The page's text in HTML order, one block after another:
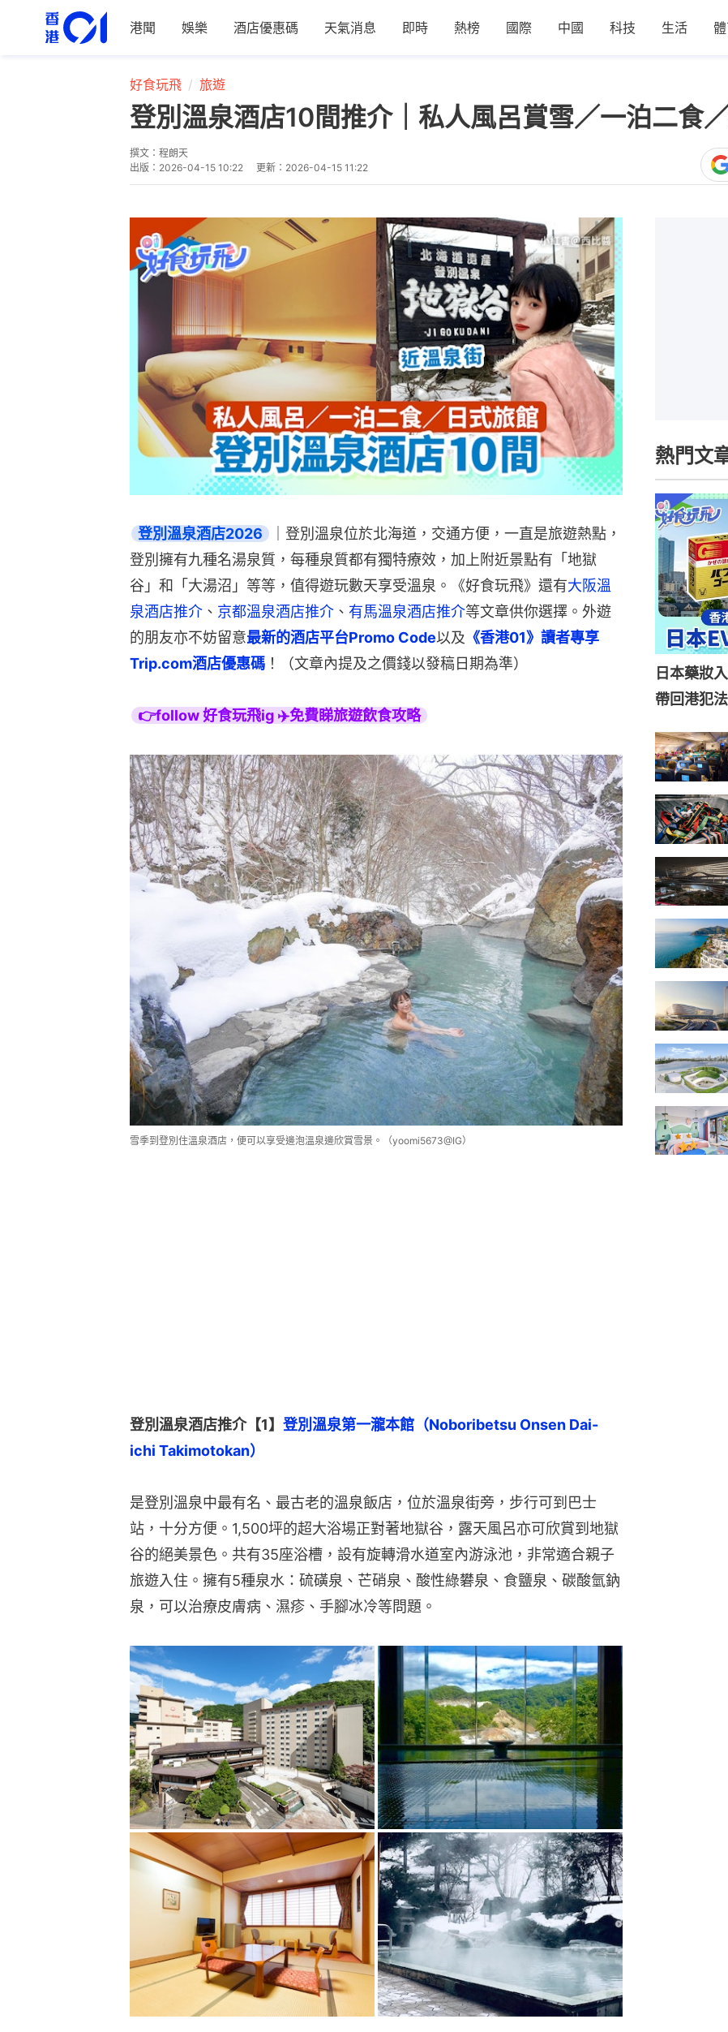
港聞 娛樂 酒店優惠碼 天氣消息 即時 熱榜 國際 中國 科技 生活
好食玩飛 旅遊
登別溫泉酒店10間推介｜私人風呂賞雪／一泊二食
撰文： 程朗天
出版： 2026-04-15 10:22 更新： 2026-04-15 11:22
登別溫泉酒店2026
｜登別溫泉位於北海道，交通方便，一直是旅遊熱點，
登別擁有九種名湯泉質，每種泉質都有獨特療效，加上附近景點有「地獄
谷」和「大湯沼」等等，值得遊玩數天享受溫泉。《好食玩飛》還有大阪溫
泉酒店推介 、 京都溫泉酒店推介 、 有馬溫泉酒店推介等文章供你選擇。外遊
的朋友亦不妨留意最新的酒店平台Promo Code以及 《香港01》讀者專享
Trip.com酒店優惠碼 ！（文章內提及之價錢以發稿日期為準）
👉follow 好食玩飛ig ✈️免費睇旅遊飲食攻略
雪季到登別住溫泉酒店，便可以享受邊泡溫泉邊欣賞雪景。（yoomi5673@IG）
登別溫泉酒店推介【1】 登別溫泉第一瀧本館（Noboribetsu Onsen Dai-
ichi Takimotokan）
是登別溫泉中最有名、最古老的溫泉飯店，位於溫泉街旁，步行可到巴士
站，十分方便。1,500坪的超大浴場正對著地獄谷，露天風呂亦可欣賞到地獄
谷的絕美景色。共有35座浴槽，設有旋轉滑水道室內游泳池，非常適合親子
旅遊入住。擁有5種泉水：硫磺泉、芒硝泉、酸性綠礬泉、食鹽泉、碳酸氫鈉
泉，可以治療皮膚病、濕疹、手腳冰冷等問題。
熱門文
日本藥妝
帶回港犯